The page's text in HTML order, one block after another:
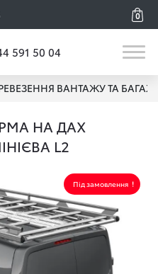
0
591 50 04
ВАНТАЖУ ТА
НА ДАХ
L2
Під замовлення